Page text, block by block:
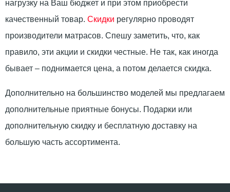
нагрузку на Ваш бюджет и при этом приобрести
качественный товар. Скидки регулярно проводят
производители матрасов. Спешу заметить, что, как
правило, эти акции и скидки честные. Не так, как иногда
бывает – поднимается цена, а потом делается скидка.
Дополнительно на большинство моделей мы предлагаем
дополнительные приятные бонусы. Подарки или
дополнительную скидку и бесплатную доставку на
большую часть ассортимента.